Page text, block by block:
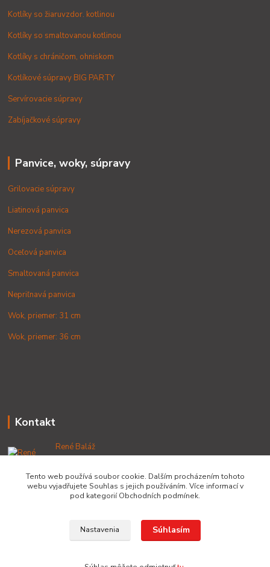
Kotlíky so žiaruvzdor. kotlinou
Kotlíky so smaltovanou kotlinou
Kotlíky s chráničom, ohniskom
Kotlíkové súpravy BIG PARTY
Servírovacie súpravy
Zabíjačkové súpravy
Panvice, woky, súpravy
Grilovacie súpravy
Liatinová panvica
Nerezová panvica
Oceľová panvica
Smaltovaná panvica
Nepriľnavá panvica
Wok, priemer: 31 cm
Wok, priemer: 36 cm
Kontakt
René Baláž
+421 902 212 007
od 8:00 - do 16:00 hod
info@lacnekotliky.sk
Copyright © 2014-2030 LACNEKOTLIKY.SK, všetky práva vyhradené
Tento web používá soubor cookie. Dalším procházením tohoto
webu vyjadřujete Souhlas s jejich používáním. Více informací v
pod kategorií Obchodních podmínek.
Nastavenia Súhlasím